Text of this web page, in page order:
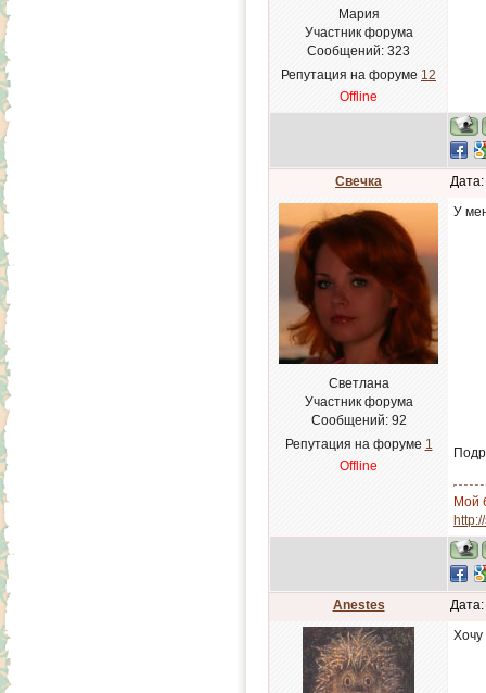
Мария
Участник форума
Сообщений: 323
Репутация на форуме 12
Offline
Свечка
Светлана
Участник форума
Сообщений: 92
Репутация на форуме 1
Offline
У
Мой
Anestes